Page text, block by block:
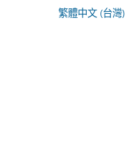
繁體中文 (台灣)